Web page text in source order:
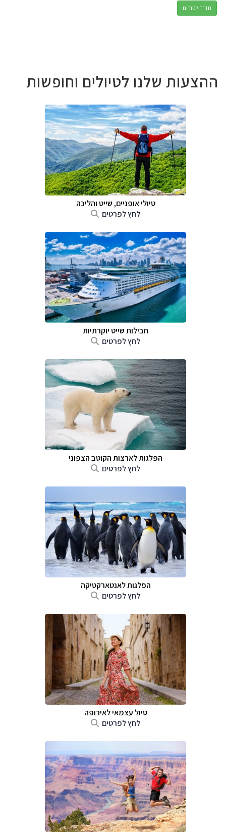
חזרה לפורום
ההצעות שלנו לטיולים וחופשות
טיולי אופניים, שייט והליכה
לחץ לפרטים
חבילות שייט יוקרתיות
לחץ לפרטים
הפלגות לארצות הקוטב הצפוני
לחץ לפרטים
הפלגות לאנטארקטיקה
לחץ לפרטים
טיול עצמאי לאירופה
לחץ לפרטים